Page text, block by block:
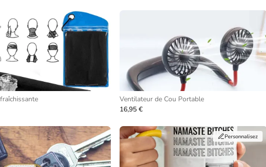
Ventilateur de Cou Portable
16,95 €
Personnalisez